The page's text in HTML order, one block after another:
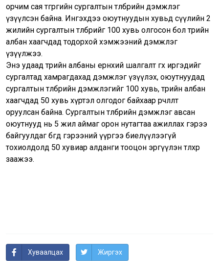
орчим сая төгрөгийн сургалтын төлбөрийн дэмжлэг
үзүүлсэн байна. Ингэхдээ оюутнуудын хувьд сүүлийн 2
жилийн сургалтын төлбөрийг 100 хувь олгосон бол төрийн
албан хаагчдад тодорхой хэмжээний дэмжлэг
үзүүлжээ.
Энэ удаад төрийн албаны ерөнхий шалгалт өгөх иргэдийг
сургалтад хамрагдахад дэмжлэг үзүүлэх, оюутнуудад
сургалтын төлбөрийн дэмжлэгийг 100 хувь, төрийн албан
хаагчдад 50 хувь хүртэл олгодог байхаар өөрчлөлт
оруулсан байна. Сургалтын төлбөрийн дэмжлэг авсан
оюутнууд нь 5 жил аймаг орон нутагтаа ажиллах гэрээ
байгуулдаг бөгөөд гэрээний үүргээ биелүүлээгүй
тохиолдолд 50 хувиар алданги тооцон эргүүлэн төлөхөөр
заажээ.
Хуваалцах Жиргэх